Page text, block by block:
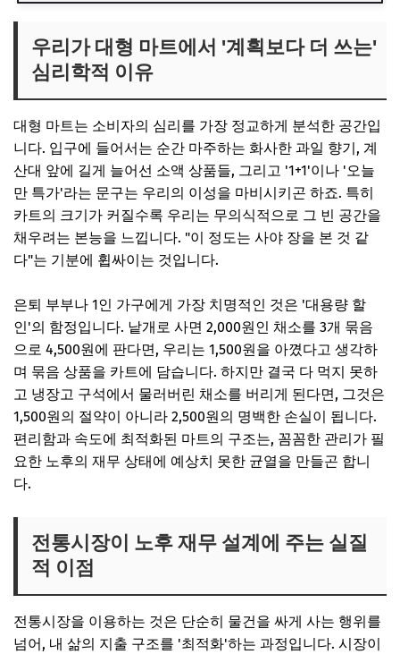
우리가 대형 마트에서 '계획보다 더 쓰는'
심리학적 이유
대형 마트는 소비자의 심리를 가장 정교하게 분석한 공간입
니다. 입구에 들어서는 순간 마주하는 화사한 과일 향기, 계
산대 앞에 길게 늘어선 소액 상품들, 그리고 '1+1'이나 '오늘
만 특가'라는 문구는 우리의 이성을 마비시키곤 하죠. 특히
카트의 크기가 커질수록 우리는 무의식적으로 그 빈 공간을
채우려는 본능을 느낍니다. "이 정도는 사야 장을 본 것 같
다"는 기분에 휩싸이는 것입니다.
은퇴 부부나 1인 가구에게 가장 치명적인 것은 '대용량 할
인'의 함정입니다. 낱개로 사면 2,000원인 채소를 3개 묶음
으로 4,500원에 판다면, 우리는 1,500원을 아꼈다고 생각하
며 묶음 상품을 카트에 담습니다. 하지만 결국 다 먹지 못하
고 냉장고 구석에서 물러버린 채소를 버리게 된다면, 그것은
1,500원의 절약이 아니라 2,500원의 명백한 손실이 됩니다.
편리함과 속도에 최적화된 마트의 구조는, 꼼꼼한 관리가 필
요한 노후의 재무 상태에 예상치 못한 균열을 만들곤 합니
다.
전통시장이 노후 재무 설계에 주는 실질
적 이점
전통시장을 이용하는 것은 단순히 물건을 싸게 사는 행위를
넘어, 내 삶의 지출 구조를 '최적화'하는 과정입니다. 시장이